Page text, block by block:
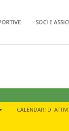
SOCI E
CALENDARI DI